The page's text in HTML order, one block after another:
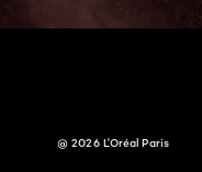
@ 2026 L'Oréal Paris